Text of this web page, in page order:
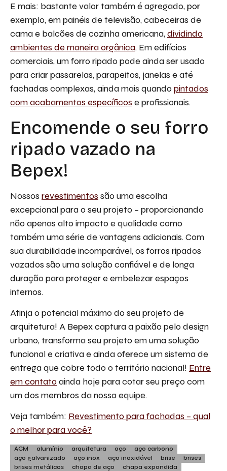
E mais: bastante valor também é agregado, por
exemplo, em painéis de televisão, cabeceiras de
cama e balcões de cozinha americana,dividindo
ambientes de maneira orgânica. Em edifícios
comerciais, um forro ripado pode ainda ser usado
para criar passarelas, parapeitos, janelas e até
fachadas complexas, ainda mais quando pintados
com acabamentos específicos e profissionais.
Encomende o seu forro
ripado vazado na
Bepex!
Nossos revestimentos são uma escolha
excepcional para o seu projeto – proporcionando
não apenas alto impacto e qualidade como
também uma série de vantagens adicionais. Com
sua durabilidade incomparável, os forros ripados
vazados são uma solução confiável e de longa
duração para proteger e embelezar espaços
internos.
Atinja o potencial máximo do seu projeto de
arquitetura! A Bepex captura a paixão pelo design
urbano, transforma seu projeto em uma solução
funcional e criativa e ainda oferece um sistema de
entrega que cobre todo o território nacional! Entre
em contatoainda hoje para cotar seu preço com
um dos membros da nossa equipe.
Veja também: Revestimento para fachadas – qual
o melhor para você?
ACM alumínio arquitetura aço
aço carbono
aço galvanizado
aço inox aço inoxidável brise
brises
brises metálicos
chapa de aço
chapa expandida